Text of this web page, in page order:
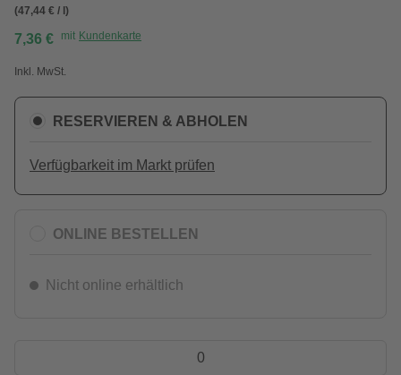
(47,44 € / l)
7,36 € mit Kundenkarte
Inkl. MwSt.
RESERVIEREN & ABHOLEN
Verfügbarkeit im Markt prüfen
ONLINE BESTELLEN
Nicht online erhältlich